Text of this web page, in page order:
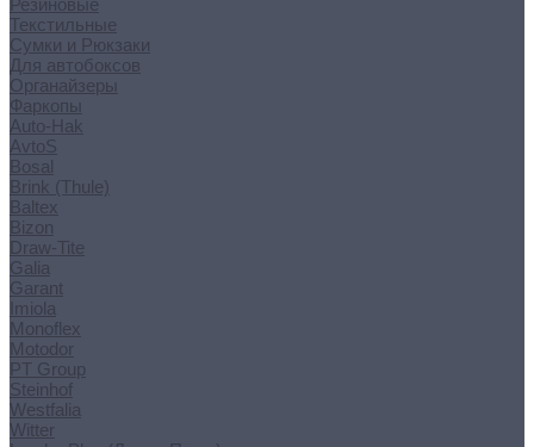
Резиновые
Текстильные
Сумки и Рюкзаки
Для автобоксов
Органайзеры
Фаркопы
Auto-Hak
AvtoS
Bosal
Brink (Thule)
Baltex
Bizon
Draw-Tite
Galia
Garant
Imiola
Monoflex
Motodor
PT Group
Steinhof
Westfalia
Witter